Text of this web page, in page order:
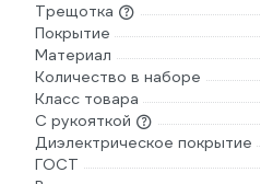
Трещотка
Покрытие
Материал
Количество в наборе
Класс товара
С рукояткой
Диэлектрическое покрытие
ГОСТ